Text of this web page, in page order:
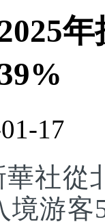
17
華社從
境游客